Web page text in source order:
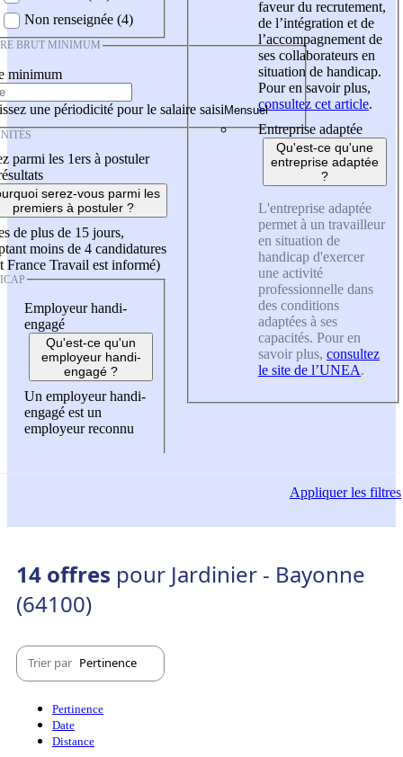
Non renseignée (4)
BRUT MINIMUM
minimum
une périodicité pour le salaire saisi
parmi les 1ers à postuler
serez-vous parmi les
premiers à postuler ?
de plus de 15 jours,
moins de 4 candidatures
France Travail est informé)
Employeur handi-
engagé
Qu'est-ce qu'un
employeur handi-
engagé ?
Un employeur handi-
engagé est un
employeur reconnu
faveur du recrutement,
de l’intégration et de
l’accompagnement de
ses collaborateurs en
situation de handicap.
Pour en savoir plus,
consultez cet article.
Entreprise adaptée
Qu'est-ce qu'une
entreprise adaptée
?
L'entreprise adaptée
permet à un travailleur
en situation de
handicap d'exercer
une activité
professionnelle dans
des conditions
adaptées à ses
capacités. Pour en
savoir plus, consultez
le site de l’UNEA.
Appliquerles filtres
14 offres pour Jardinier - Bayonne
(64100)
Trier par Pertinence
Pertinence
Date
Distance